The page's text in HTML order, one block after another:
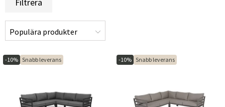
utrymmet och erbjuda generösa sittytor för dig och dina
konfigurationer kan du skapa den perfekta
utomhussoffan för din utomhusplats, oavsett storlek
för att skapa en bekväm och inbjudande sittplats där alla
kan koppla av och njuta av utomhuslivet.
-10% Snabb leverans -10% Snabb leverans